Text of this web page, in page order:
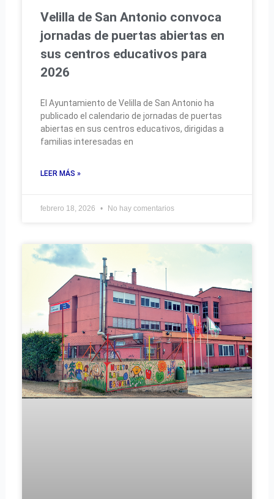
Velilla de San Antonio convoca
jornadas de puertas abiertas en
sus centros educativos para
2026
El Ayuntamiento de Velilla de San Antonio ha
publicado el calendario de jornadas de puertas
abiertas en sus centros educativos, dirigidas a
familias interesadas en
LEER MÁS »
febrero 18, 2026 No hay comentarios